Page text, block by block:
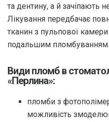
та дентину, а й зачіпають
Лікування передбачає
тканин з пульпової
подальшим пломбуванням.
Види пломб в
«Перлина»:
пломби з
можливість